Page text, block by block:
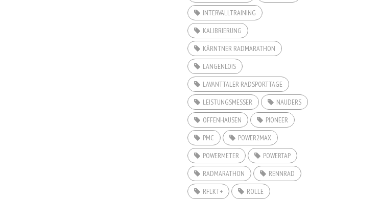
INTERVALLTRAINING
KALIBRIERUNG
KÄRNTNER RADMARATHON
LANGENLOIS
LAVANTTALER RADSPORTTAGE
LEISTUNGSMESSER
NAUDERS
OFFENHAUSEN
PIONEER
PMC
POWER2MAX
POWERMETER
POWERTAP
RADMARATHON
RENNRAD
RFLKT+
ROLLE